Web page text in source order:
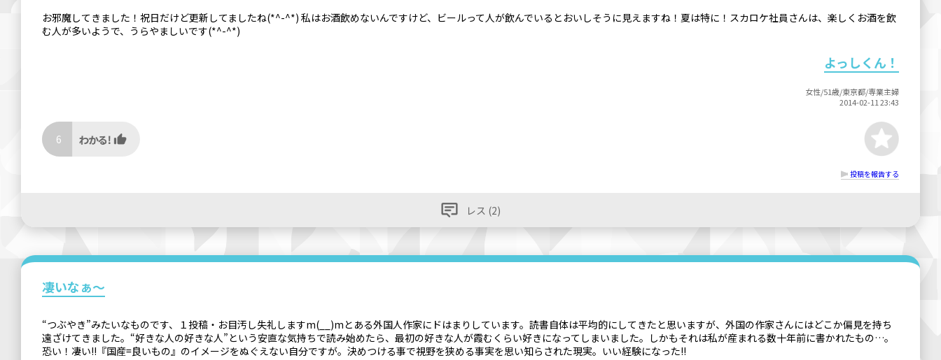
お邪魔してきました！祝日だけど更新してましたね(*^-^*) 私はお酒飲めないんですけど、ビールって人が飲んでいるとおいしそうに見えますね！夏は特に！スカロケ社員さんは、楽しくお酒を飲
む人が多いようで、うらやましいです(*^-^*)
よっしくん！
女性/51歳/東京都/専業主婦
2014-02-11 23:43
6
投稿を報告する
レス (2)
凄いなぁ～
“つぶやき”みたいなものです、１投稿・お目汚し失礼しますm(__)mとある外国人作家にドはまりしています。読書自体は平均的にしてきたと思いますが、外国の作家さんにはどこか偏見を持ち
遠ざけてきました。“好きな人の好きな人”という安直な気持ちで読み始めたら、最初の好きな人が霞むくらい好きになってしまいました。しかもそれは私が産まれる数十年前に書かれたもの…。
恐い！凄い!!『国産=良いもの』のイメージをぬぐえない自分ですが。決めつける事で視野を狭める事実を思い知らされた現実。いい経験になった!!